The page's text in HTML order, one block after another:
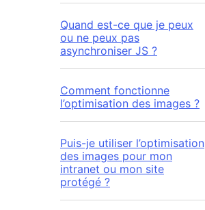
Quand est-ce que je peux
ou ne peux pas
asynchroniser JS ?
Comment fonctionne
l’optimisation des images ?
Puis-je utiliser l’optimisation
des images pour mon
intranet ou mon site
protégé ?